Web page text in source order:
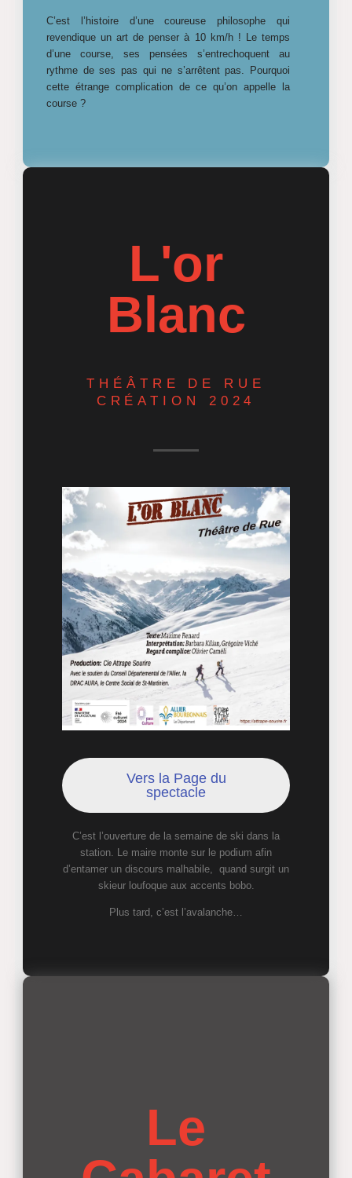
C’est l’histoire d’une coureuse philosophe qui
revendique un art de penser à 10 km/h ! Le temps
d’une course, ses pensées s’entrechoquent au
rythme de ses pas qui ne s’arrêtent pas. Pourquoi
cette étrange complication de ce qu’on appelle la
course ?
L'or
Blanc
THÉÂTRE DE RUE
CRÉATION 2024
Vers la Page du
spectacle
C’est l’ouverture de la semaine de ski dans la
station. Le maire monte sur le podium afin
d’entamer un discours malhabile, quand surgit un
skieur loufoque aux accents bobo.
Plus tard, c’est l’avalanche…
Le